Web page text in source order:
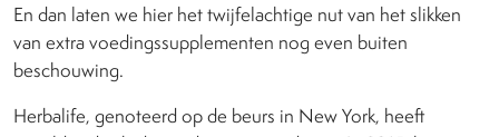
En dan laten we hier het twijfelachtige nut van het slikken
van extra voedingssupplementen nog even buiten
beschouwing.
Herbalife, genoteerd op de beurs in New York, heeft